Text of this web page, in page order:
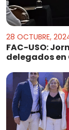
28 OCTUBRE,
FAC-USO:
delegados